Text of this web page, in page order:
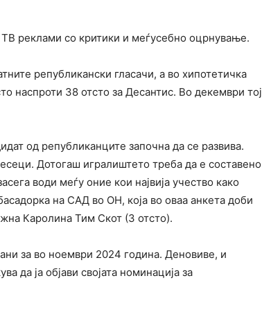
реклами со критики и меѓусебно оцрнување.
републикански гласачи, а во хипотетичка
наспроти 38 отсто за Десантис. Во декември тој
од републиканците започна да се развива.
Дотогаш игралиштето треба да е составено
води меѓу оние кои највија учество како
на САД во ОН, која во оваа анкета доби
Каролина Тим Скот (3 отсто).
за во ноември 2024 година. Деновиве, и
да ја објави својата номинација за